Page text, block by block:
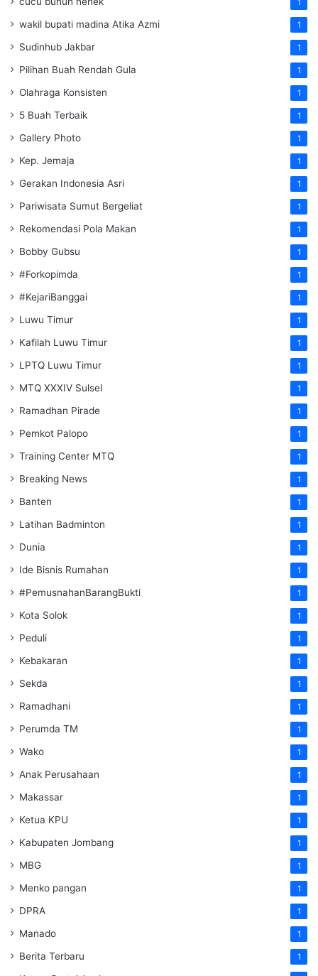
1
wakil bupati madina Atika Azmi 1
Sudinhub Jakbar 1
Pilihan Buah Rendah Gula 1
Olahraga Konsisten 1
5 Buah Terbaik 1
Gallery Photo 1
Kep. Jemaja 1
Gerakan Indonesia Asri 1
Pariwisata Sumut Bergeliat 1
Rekomendasi Pola Makan 1
Bobby Gubsu 1
#Forkopimda 1
#KejariBanggai 1
Luwu Timur 1
Kafilah Luwu Timur 1
LPTQ Luwu Timur 1
MTQ XXXIV Sulsel 1
Ramadhan Pirade 1
Pemkot Palopo 1
Training Center MTQ 1
Breaking News 1
Banten 1
Latihan Badminton 1
Dunia 1
Ide Bisnis Rumahan 1
#PemusnahanBarangBukti 1
Kota Solok 1
Peduli 1
Kebakaran 1
Sekda 1
Ramadhani 1
Perumda TM 1
Wako 1
Anak Perusahaan 1
Makassar 1
Ketua KPU 1
Kabupaten Jombang 1
MBG 1
Menko pangan 1
DPRA 1
Manado 1
Berita Terbaru 1